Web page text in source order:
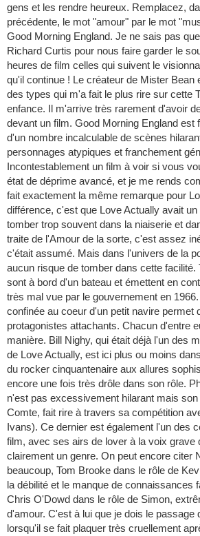
gens et les rendre heureux. Remplacez,
précédente, le mot "amour" par le mot
Good Morning England. Je ne sais pas
Richard Curtis pour nous faire garder le
heures de film celles qui suivent le
qu'il continue ! Le créateur de Mister Bean
des types qui m'a fait le plus rire sur cette
enfance. Il m'arrive très rarement d'avoir
devant un film. Good Morning England est
d'un nombre incalculable de scènes
personnages atypiques et franchement
Incontestablement un film à voir si vous
état de déprime avancé, et je me rends
fait exactement la même remarque pour
différence, c'est que Love Actually avait
tomber trop souvent dans la niaiserie et
traite de l'Amour de la sorte, c'est assez
c'était assumé. Mais dans l'univers de la
aucun risque de tomber dans cette facilité.
sont à bord d'un bateau et émettent en
très mal vue par le gouvernement en
confinée au coeur d'un petit navire permet
protagonistes attachants. Chacun d'entre
manière. Bill Nighy, qui était déjà l'un des
de Love Actually, est ici plus ou moins
du rocker cinquantenaire aux allures
encore une fois très drôle dans son rôle.
n'est pas excessivement hilarant mais
Comte, fait rire à travers sa compétition
Ivans). Ce dernier est également l'un des
film, avec ses airs de lover à la voix grave
clairement un genre. On peut encore citer
beaucoup, Tom Brooke dans le rôle de
la débilité et le manque de connaissances
Chris O'Dowd dans le rôle de Simon,
d'amour. C'est à lui que je dois le passage
lorsqu'il se fait plaquer très cruellement